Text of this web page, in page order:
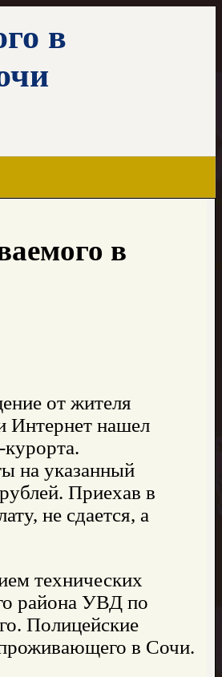
в
в
от жителя
Интернет нашел
на указанный
Приехав в
не сдается, а
технических
района УВД по
Полицейские
проживающего в Сочи.